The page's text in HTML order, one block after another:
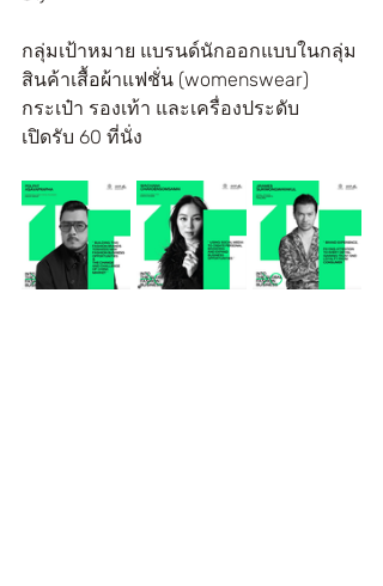
กลุ่มเป้าหมาย แบรนด์นักออกแบบในกลุ่ม
สินค้าเสื้อผ้าแฟชั่น (womenswear)
กระเป๋า รองเท้า และเครื่องประดับ
เปิดรับ 60 ที่นั่ง